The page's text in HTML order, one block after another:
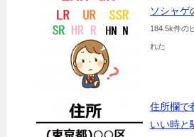
ソシャゲ
184.5k件の
れた
住所欄で
いい時と